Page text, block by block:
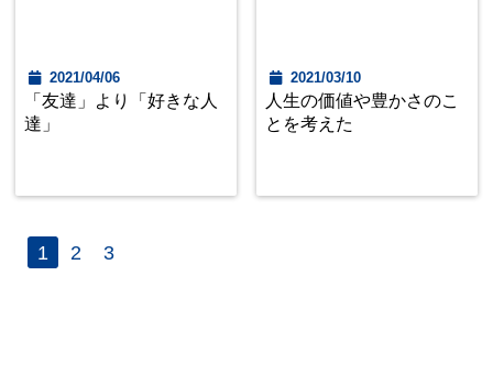
2021/04/06
「友達」より「好きな人
達」
2021/03/10
人生の価値や豊かさのこ
とを考えた
1 2 3